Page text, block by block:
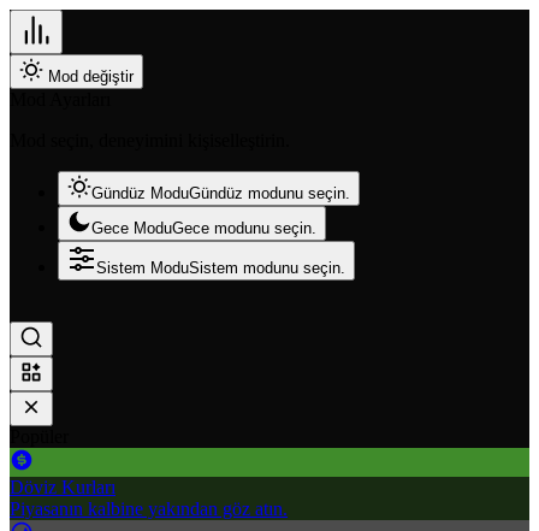
Mod değiştir
Gündüz ModuGündüz modunu seçin.
Gece ModuGece modunu seçin.
Sistem ModuSistem modunu seçin.
Döviz Kurları
Piyasanın kalbine yakından göz atın.